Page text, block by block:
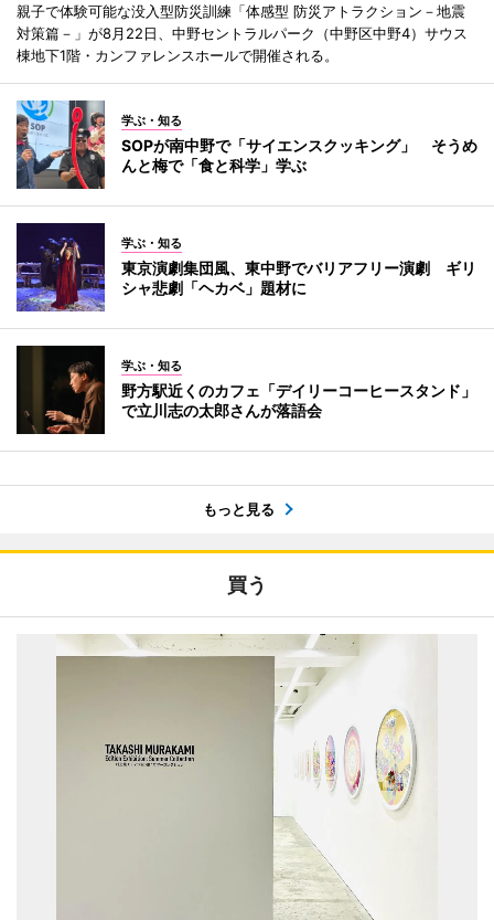
親子で体験可能な没入型防災訓練「体感型 防災アトラクション－地震
対策篇－」が8月22日、中野セントラルパーク（中野区中野4）サウス
棟地下1階・カンファレンスホールで開催される。
学ぶ・知る
SOPが南中野で「サイエンスクッキング」 そうめ
んと梅で「食と科学」学ぶ
学ぶ・知る
東京演劇集団風、東中野でバリアフリー演劇 ギリ
シャ悲劇「ヘカベ」題材に
学ぶ・知る
野方駅近くのカフェ「デイリーコーヒースタンド」
で立川志の太郎さんが落語会
もっと見る
買う